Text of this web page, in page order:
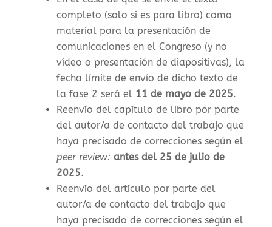
completo (solo si es para libro) como
material para la presentación de
comunicaciones en el Congreso (y no
vídeo o presentación de diapositivas), la
fecha límite de envío de dicho texto de
la fase 2 será el 11 de mayo de 2025.
Reenvío del capítulo de libro por parte
del autor/a de contacto del trabajo que
haya precisado de correcciones según el
peer review: antes del 25 de julio de
2025.
Reenvío del artículo por parte del
autor/a de contacto del trabajo que
haya precisado de correcciones según el